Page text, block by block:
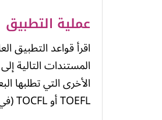
عملية التطبيق
اقرأ قواعد التطبيق
الأخرى التي تطلبها
TOEFL أو TOCFL (في حالة التقدم لبرامج الدرجات العلمية التي تدرس باللغة الصينية).